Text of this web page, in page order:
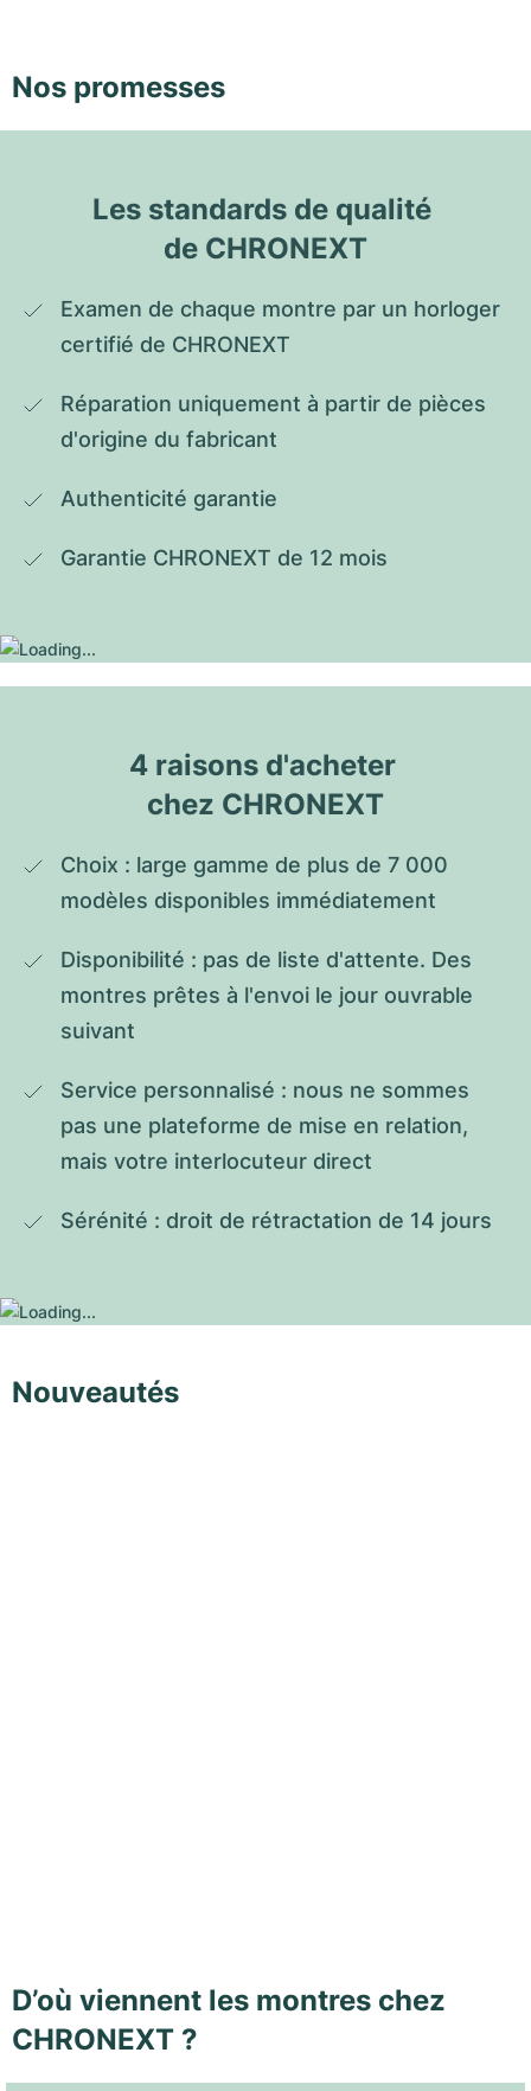
Nos promesses
Les standards de qualité
de CHRONEXT
Examen de chaque montre par un horloger
certifié de CHRONEXT
Réparation uniquement à partir de pièces
d'origine du fabricant
Authenticité garantie
Garantie CHRONEXT de 12 mois
4 raisons d'acheter
chez CHRONEXT
Choix : large gamme de plus de 7 000
modèles disponibles immédiatement
Disponibilité : pas de liste d'attente. Des
montres prêtes à l'envoi le jour ouvrable
suivant
Service personnalisé : nous ne sommes
pas une plateforme de mise en relation,
mais votre interlocuteur direct
Sérénité : droit de rétractation de 14 jours
Nouveautés
D’où viennent les montres chez
CHRONEXT ?